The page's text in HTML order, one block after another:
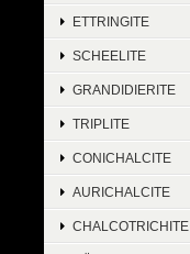
ETTRINGITE
SCHEELITE
GRANDIDIERITE
TRIPLITE
CONICHALCITE
AURICHALCITE
CHALCOTRICHITE